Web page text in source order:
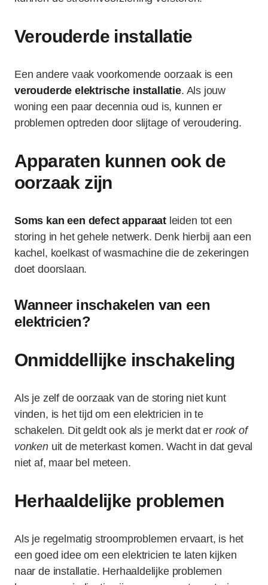
Verouderde installatie
Een andere vaak voorkomende oorzaak is een
verouderde elektrische installatie. Als jouw
woning een paar decennia oud is, kunnen er
problemen optreden door slijtage of veroudering.
Apparaten kunnen ook de
oorzaak zijn
Soms kan een defect apparaatleiden tot een
storing in het gehele netwerk. Denk hierbij aan een
kachel, koelkast of wasmachine die de zekeringen
doet doorslaan.
Wanneer inschakelen van een
elektricien?
Onmiddellijke inschakeling
Als je zelf de oorzaak van de storing niet kunt
vinden, is het tijd om een elektricien in te
schakelen. Dit geldt ook als je merkt dat er rook of
vonkenuit de meterkast komen. Wacht in dat geval
niet af, maar bel meteen.
Herhaaldelijke problemen
Als je regelmatig stroomproblemen ervaart, is het
een goed idee om een elektricien te laten kijken
naar de installatie. Herhaaldelijke problemen